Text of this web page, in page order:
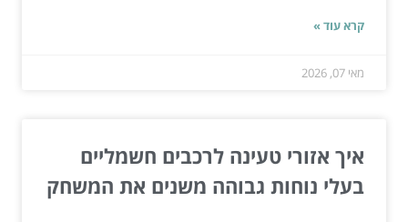
קרא עוד »
מאי 07, 2026
איך אזורי טעינה לרכבים חשמליים
בעלי נוחות גבוהה משנים את המשחק